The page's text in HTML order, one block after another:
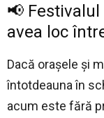
📢 Festivalul
avea loc
Dacă orașele și
întotdeauna în
acum este fără